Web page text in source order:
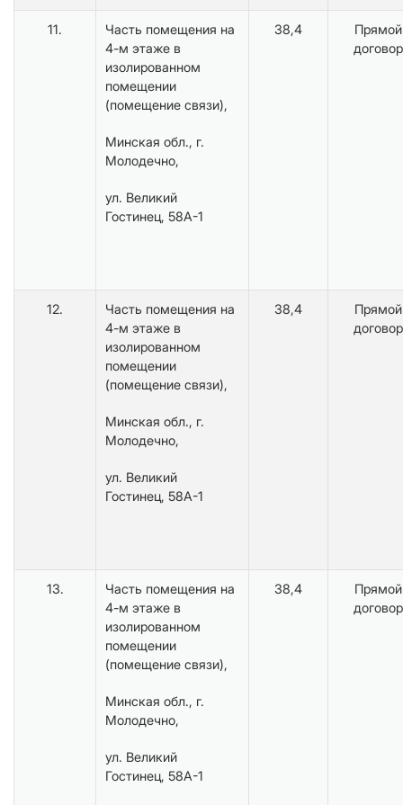
11.
Часть помещения на
4-м этаже в
изолированном
помещении
(помещение связи),
Минская обл., г.
Молодечно,
ул. Великий
Гостинец, 58А-1
38,4
Прямой
договор
12.
Часть помещения на
4-м этаже в
изолированном
помещении
(помещение связи),
Минская обл., г.
Молодечно,
ул. Великий
Гостинец, 58А-1
38,4
Прямой
договор
13.
Часть помещения на
4-м этаже в
изолированном
помещении
(помещение связи),
Минская обл., г.
Молодечно,
ул. Великий
Гостинец, 58А-1
38,4
Прямой
договор